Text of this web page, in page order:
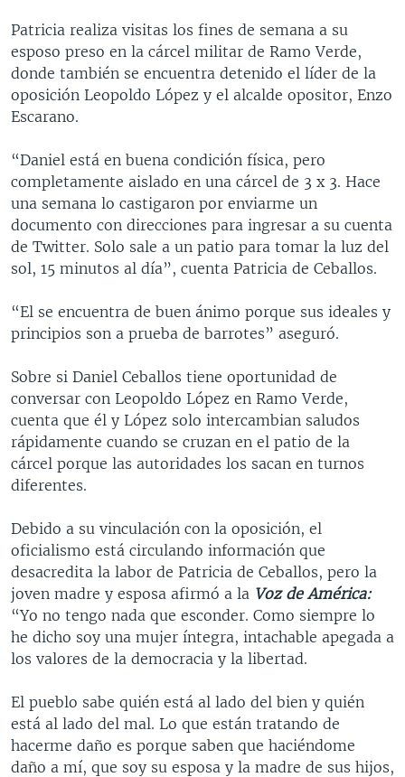
Patricia realiza visitas los fines de semana a su
esposo preso en la cárcel militar de Ramo Verde,
donde también se encuentra detenido el líder de la
oposición Leopoldo López y el alcalde opositor, Enzo
Escarano.
“Daniel está en buena condición física, pero
completamente aislado en una cárcel de 3 x 3. Hace
una semana lo castigaron por enviarme un
documento con direcciones para ingresar a su cuenta
de Twitter. Solo sale a un patio para tomar la luz del
sol, 15 minutos al día”, cuenta Patricia de Ceballos.
“El se encuentra de buen ánimo porque sus ideales y
principios son a prueba de barrotes” aseguró.
Sobre si Daniel Ceballos tiene oportunidad de
conversar con Leopoldo López en Ramo Verde,
cuenta que él y López solo intercambian saludos
rápidamente cuando se cruzan en el patio de la
cárcel porque las autoridades los sacan en turnos
diferentes.
Debido a su vinculación con la oposición, el
oficialismo está circulando información que
desacredita la labor de Patricia de Ceballos, pero la
joven madre y esposa afirmó a la Voz de América:
“Yo no tengo nada que esconder. Como siempre lo
he dicho soy una mujer íntegra, intachable apegada a
los valores de la democracia y la libertad.
El pueblo sabe quién está al lado del bien y quién
está al lado del mal. Lo que están tratando de
hacerme daño es porque saben que haciéndome
daño a mí, que soy su esposa y la madre de sus hijos,